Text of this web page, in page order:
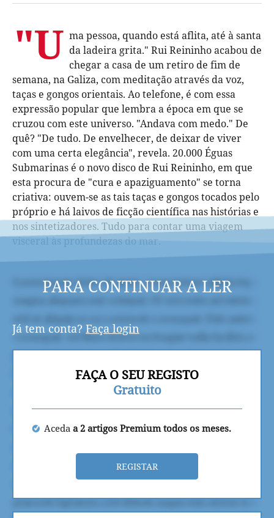
"U ma pessoa, quando está aflita, até à santa
da ladeira grita." Rui Reininho acabou de
chegar a casa de um retiro de fim de
semana, na Galiza, com meditação através da voz,
taças e gongos orientais. Ao telefone, é com essa
expressão popular que lembra a época em que se
cruzou com este universo. "Andava com medo." De
quê? "De tudo. De envelhecer, de deixar de viver
com uma certa elegância", revela. 20.000 Éguas
Submarinas é o novo disco de Rui Reininho, em que
esta procura de "cura e apaziguamento" se torna
criativa: ouvem-se as tais taças e gongos tocados pelo
próprio e há laivos de ficção científica nas histórias e
nos sintetizadores. Tudo para contar uma viagem
visceral às profundezas do mar.
PARA CONTINUAR A LER
Já tem conta? Faça login
FAÇA O SEU REGISTO
Gratuito
Aceda a 2 artigos Premium todos os meses.
REGISTAR